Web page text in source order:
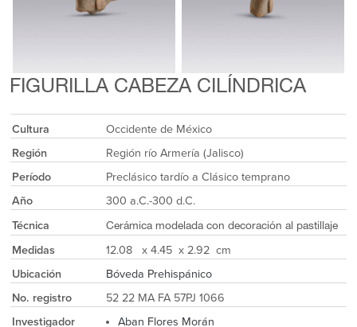
FIGURILLA CABEZA CILÍNDRICA
Cultura
Occidente de México
Región
Región río Armería (Jalisco)
Período
Preclásico tardío a Clásico temprano
Año
300 a.C.-300 d.C.
Técnica
Cerámica modelada con decoración al pastillaje
Medidas
12.08 x 4.45 x 2.92 cm
Ubicación
Bóveda Prehispánico
No. registro
52 22 MA FA 57PJ 1066
Investigador
Aban Flores Morán